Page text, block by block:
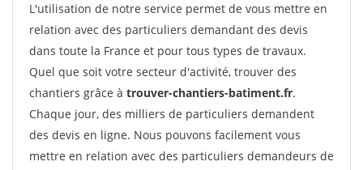
L'utilisation de notre service permet de vous mettre en
relation avec des particuliers demandant des devis
dans toute la France et pour tous types de travaux.
Quel que soit votre secteur d'activité, trouver des
chantiers grâce à trouver-chantiers-batiment.fr.
Chaque jour, des milliers de particuliers demandent
des devis en ligne. Nous pouvons facilement vous
mettre en relation avec des particuliers demandeurs de